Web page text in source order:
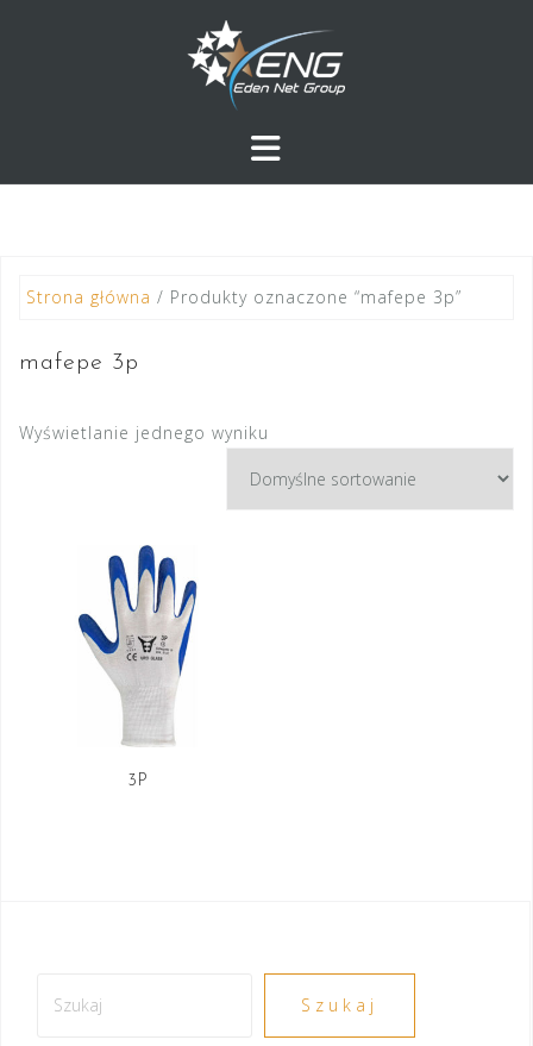
Strona główna / Produkty oznaczone “mafepe 3p”
mafepe 3p
Wyświetlanie jednego wyniku
3P
Szukaj